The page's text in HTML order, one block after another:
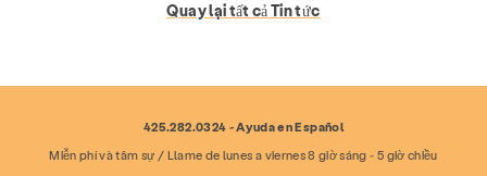
Quay lại tất cả Tin tức
425.282.0324 - Ayuda en Español
Miễn phí và tâm sự / Llame de lunes a viernes 8 giờ sáng - 5 giờ chiều